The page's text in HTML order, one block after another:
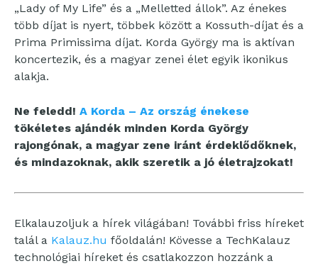
„Lady of My Life” és a „Melletted állok”. Az énekes
több díjat is nyert, többek között a Kossuth-díjat és a
Prima Primissima díjat. Korda György ma is aktívan
koncertezik, és a magyar zenei élet egyik ikonikus
alakja.
Ne feledd! A Korda – Az ország énekese
tökéletes ajándék minden Korda György
rajongónak, a magyar zene iránt érdeklődőknek,
és mindazoknak, akik szeretik a jó életrajzokat!
Elkalauzoljuk a hírek világában! További friss híreket
talál a Kalauz.hu főoldalán! Kövesse a TechKalauz
technológiai híreket és csatlakozzon hozzánk a